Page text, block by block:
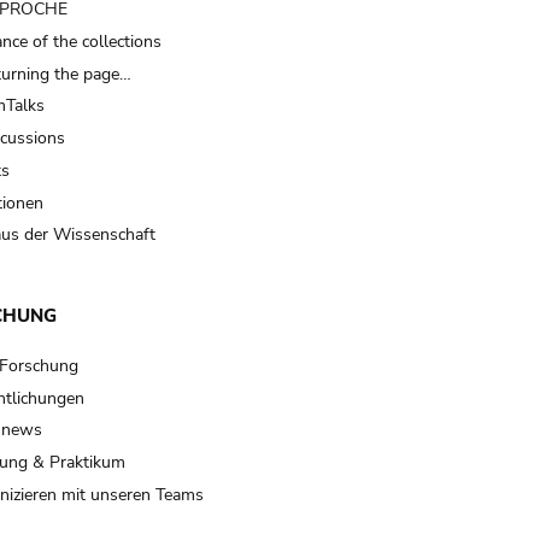
of the collections
the page…
der Wissenschaft
& Praktikum
mit unseren Teams